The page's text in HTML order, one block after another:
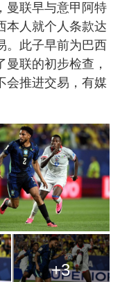
曼联早与意甲阿特
本人就个人条款达
。此子早前为巴西
联的初步检查，
会推进交易，有媒
+3